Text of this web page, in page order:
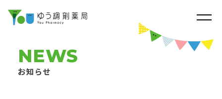
NEWS
お知らせ